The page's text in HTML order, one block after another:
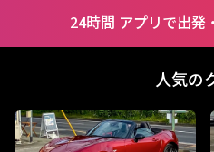
24時間 アプリで出発
人気の